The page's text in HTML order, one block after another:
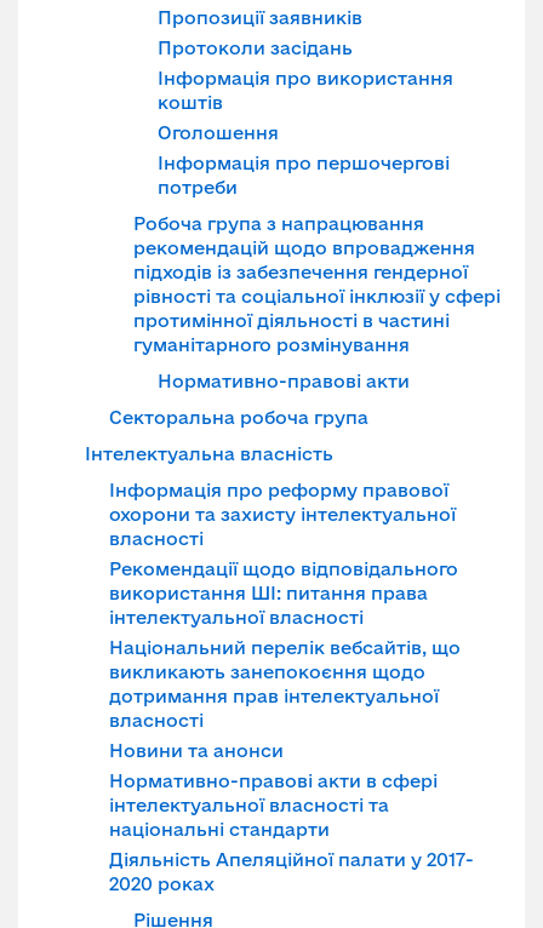
Пропозиції заявників
Протоколи засідань
Інформація про використання
коштів
Оголошення
Інформація про першочергові
потреби
Робоча група з напрацювання
рекомендацій щодо впровадження
підходів із забезпечення гендерної
рівності та соціальної інклюзії у сфері
протимінної діяльності в частині
гуманітарного розмінування
Нормативно-правові акти
Секторальна робоча група
Інтелектуальна власність
Інформація про реформу правової
охорони та захисту інтелектуальної
власності
Рекомендації щодо відповідального
використання ШІ: питання права
інтелектуальної власності
Національний перелік вебсайтів, що
викликають занепокоєння щодо
дотримання прав інтелектуальної
власності
Новини та анонси
Нормативно-правові акти в сфері
інтелектуальної власності та
національні стандарти
Діяльність Апеляційної палати у 2017-
2020 роках
Рішення